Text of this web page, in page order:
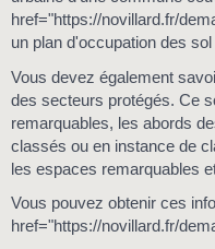
href="https://novillard.fr/
un plan d'occupation des
Vous devez également
des secteurs protégés. Ce
remarquables, les abords
classés ou en instance de
les espaces remarquables
Vous pouvez obtenir ces
href="https://novillard.fr/